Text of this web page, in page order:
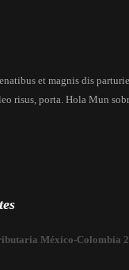
et magnis dis
risus, porta. Hola Mun
México-Colombia